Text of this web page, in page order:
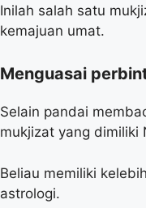
Inilah salah satu
kemajuan umat.
Menguasai
Selain pandai
mukjizat yang dimiliki
Beliau memiliki
astrologi.